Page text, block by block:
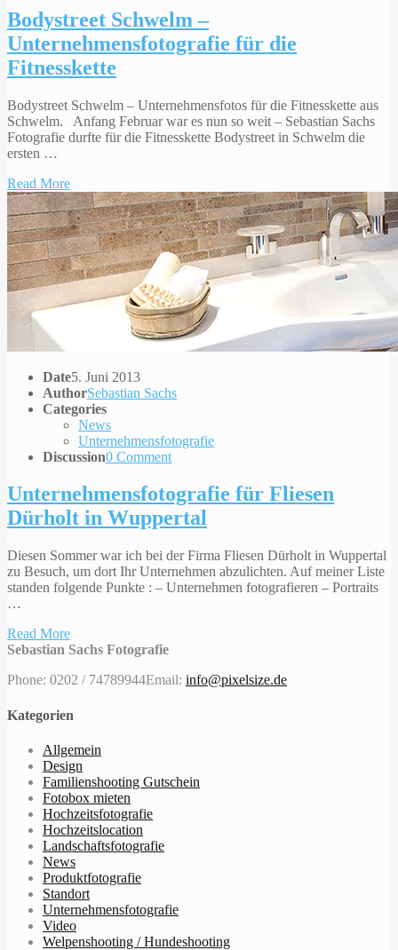
Bodystreet Schwelm –
Unternehmensfotografie für die
Fitnesskette
Bodystreet Schwelm – Unternehmensfotos für die Fitnesskette aus
Schwelm. Anfang Februar war es nun so weit – Sebastian Sachs
Fotografie durfte für die Fitnesskette Bodystreet in Schwelm die
ersten …
Read More
Date5. Juni 2013
AuthorSebastian Sachs
Categories
News
Unternehmensfotografie
Discussion0 Comment
Unternehmensfotografie für Fliesen
Dürholt in Wuppertal
Diesen Sommer war ich bei der Firma Fliesen Dürholt in Wuppertal
zu Besuch, um dort Ihr Unternehmen abzulichten. Auf meiner Liste
standen folgende Punkte : – Unternehmen fotografieren – Portraits
…
Read More
Sebastian Sachs Fotografie
Phone: 0202 / 74789944Email: info@pixelsize.de
Kategorien
Allgemein
Design
Familienshooting Gutschein
Fotobox mieten
Hochzeitsfotografie
Hochzeitslocation
Landschaftsfotografie
News
Produktfotografie
Standort
Unternehmensfotografie
Video
Welpenshooting / Hundeshooting